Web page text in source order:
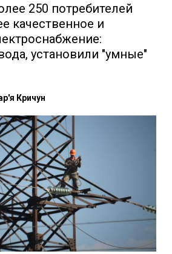
250 потребителей
качественное и
установили "умные"
Кричун